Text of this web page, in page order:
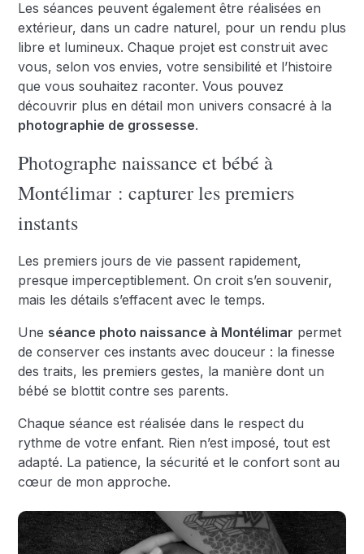
Les séances peuvent également être réalisées en
extérieur, dans un cadre naturel, pour un rendu plus
libre et lumineux. Chaque projet est construit avec
vous, selon vos envies, votre sensibilité et l’histoire
que vous souhaitez raconter. Vous pouvez
découvrir plus en détail mon univers consacré à la
photographie de grossesse.
Photographe naissance et bébé à
Montélimar : capturer les premiers
instants
Les premiers jours de vie passent rapidement,
presque imperceptiblement. On croit s’en souvenir,
mais les détails s’effacent avec le temps.
Une séance photo naissance à Montélimar permet
de conserver ces instants avec douceur : la finesse
des traits, les premiers gestes, la manière dont un
bébé se blottit contre ses parents.
Chaque séance est réalisée dans le respect du
rythme de votre enfant. Rien n’est imposé, tout est
adapté. La patience, la sécurité et le confort sont au
cœur de mon approche.